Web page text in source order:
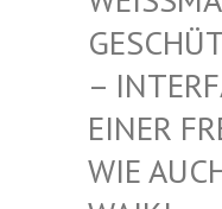
NER
E AUCH –